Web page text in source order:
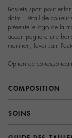
Baskets sport pour
daim. Détail de couleur
présente le logo de la
accompagné d'une
maintien, favorisant
Option de
COMPOSITION
SOINS